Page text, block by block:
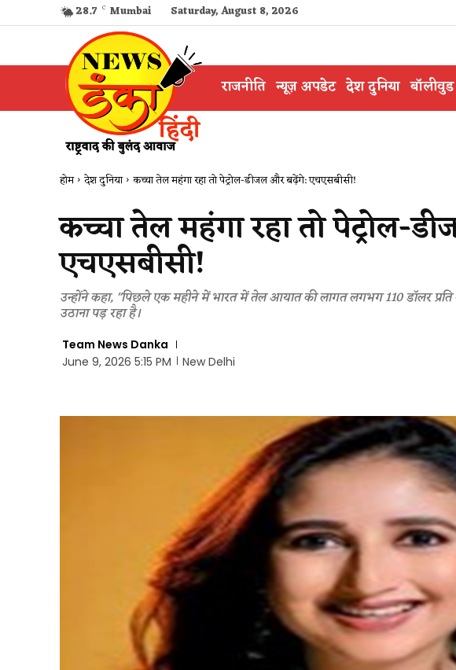
28.7 C Mumbai Saturday, August 8, 2026
राजनीति न्यूज़ अपडेट देश दुनिया बॉलीवुड
होम देश दुनिया कच्चा तेल महंगा रहा तो पेट्रोल-डीजल और बढ़ेंगे: एचएसबीसी!
कच्चा तेल महंगा रहा तो पेट्रोल-
एचएसबीसी!
उन्होंने कहा, "पिछले एक महीने में भारत में तेल आयात की लागत लगभग 110 डॉलर
उठाना पड़ रहा है।
Team News Danka
June 9, 2026 5:15 PM
New Delhi